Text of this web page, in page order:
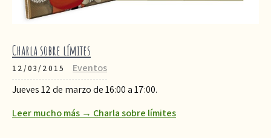
Charla sobre límites
12/03/2015
Eventos
Jueves 12 de marzo de 16:00 a 17:00.
Leer mucho más → Charla sobre límites